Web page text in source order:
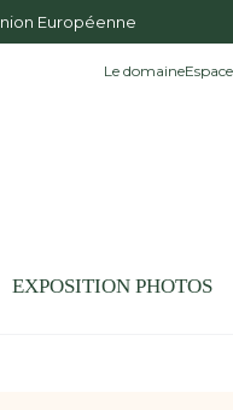
Européenne
Le domaine
EXPOSITION PHOTOS